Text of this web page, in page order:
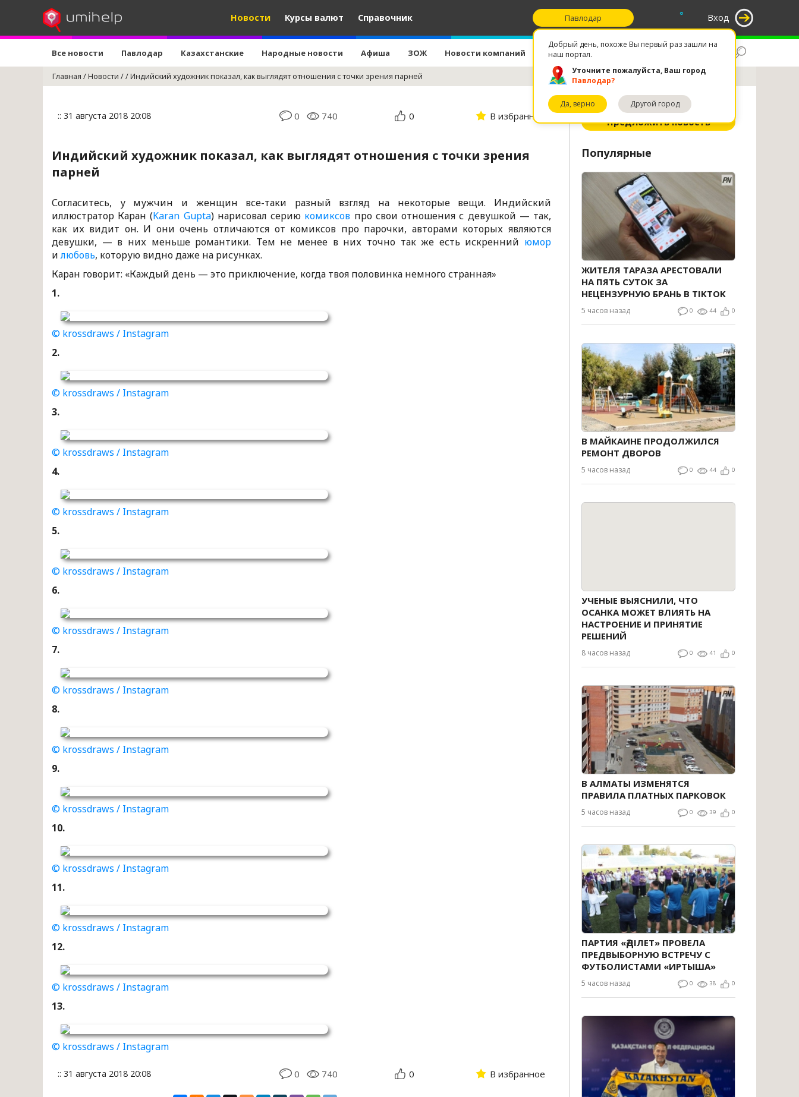
Новости Курсы валют Справочник Вход
°
Павлодар
Добрый день, похоже Вы первый раз зашли на
наш портал.
Уточните пожалуйста, Ваш город
Павлодар?
Да, верно Другой город
Все новости Павлодар Казахстанские Народные новости Афиша ЗОЖ Новости компаний Избранное
Главная /Новости //Индийский художник показал, как выглядят отношения с точки зрения парней
Предложить новость
Популярные
ЖИТЕЛЯ ТАРАЗА АРЕСТОВАЛИ
НА ПЯТЬ СУТОК ЗА
НЕЦЕНЗУРНУЮ БРАНЬ В TIKTOK
5 часов назад 0 44 0
В МАЙКАИНЕ ПРОДОЛЖИЛСЯ
РЕМОНТ ДВОРОВ
5 часов назад 0 44 0
УЧЕНЫЕ ВЫЯСНИЛИ, ЧТО
ОСАНКА МОЖЕТ ВЛИЯТЬ НА
НАСТРОЕНИЕ И ПРИНЯТИЕ
РЕШЕНИЙ
8 часов назад 0 41 0
В АЛМАТЫ ИЗМЕНЯТСЯ
ПРАВИЛА ПЛАТНЫХ ПАРКОВОК
5 часов назад 0 39 0
ПАРТИЯ «ӘДІЛЕТ» ПРОВЕЛА
ПРЕДВЫБОРНУЮ ВСТРЕЧУ С
ФУТБОЛИСТАМИ «ИРТЫША»
5 часов назад 0 38 0
:: 31 августа 2018 20:08 0 740 0 В избранное
Индийский художник показал, как выглядят отношения с точки зрения
парней
Согласитесь, у мужчин и женщин все-таки разный взгляд на некоторые вещи. Индийский
иллюстратор Каран (Karan Gupta) нарисовал серию комиксов про свои отношения с девушкой — так,
как их видит он. И они очень отличаются от комиксов про парочки, авторами которых являются
девушки, — в них меньше романтики. Тем не менее в них точно так же есть искренний юмор
илюбовь, которую видно даже на рисунках.
Каран говорит: «Каждый день — это приключение, когда твоя половинка немного странная»
1.
© krossdraws / Instagram
2.
© krossdraws / Instagram
3.
© krossdraws / Instagram
4.
© krossdraws / Instagram
5.
© krossdraws / Instagram
6.
© krossdraws / Instagram
7.
© krossdraws / Instagram
8.
© krossdraws / Instagram
9.
© krossdraws / Instagram
10.
© krossdraws / Instagram
11.
© krossdraws / Instagram
12.
© krossdraws / Instagram
13.
© krossdraws / Instagram
:: 31 августа 2018 20:08 0 740 0 В избранное